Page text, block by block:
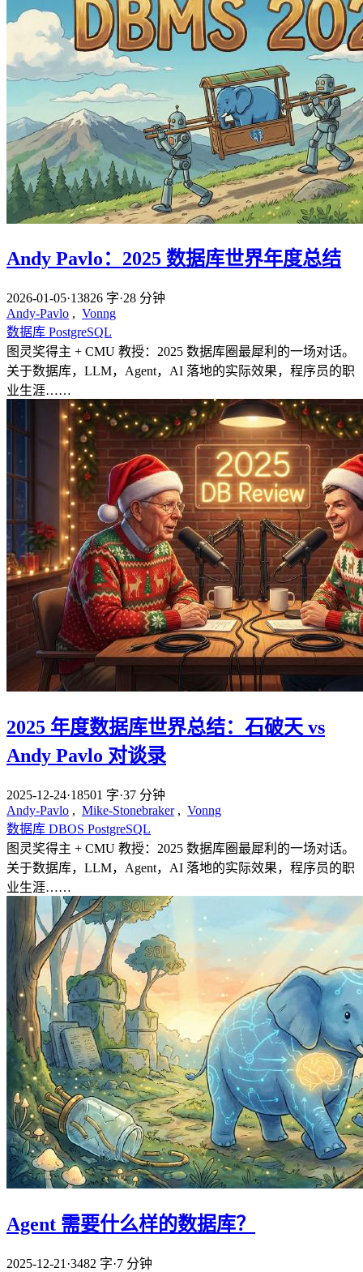
Andy Pavlo：2025 数据库世界年度总结
2026-01-05·13826 字·28 分钟
Andy-Pavlo , Vonng
数据库 PostgreSQL
图灵奖得主 + CMU 教授：2025 数据库圈最犀利的一场对话。
关于数据库，LLM，Agent，AI 落地的实际效果，程序员的职
业生涯……
2025 年度数据库世界总结：石破天 vs
Andy Pavlo 对谈录
2025-12-24·18501 字·37 分钟
Andy-Pavlo , Mike-Stonebraker, Vonng
数据库 DBOS PostgreSQL
图灵奖得主 + CMU 教授：2025 数据库圈最犀利的一场对话。
关于数据库，LLM，Agent，AI 落地的实际效果，程序员的职
业生涯……
Agent 需要什么样的数据库？
2025-12-21 ·3482 字·7 分钟